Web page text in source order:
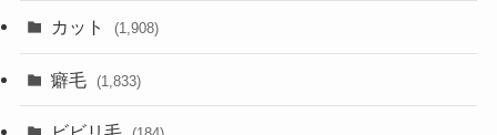
カット (1,908)
癖毛 (1,833)